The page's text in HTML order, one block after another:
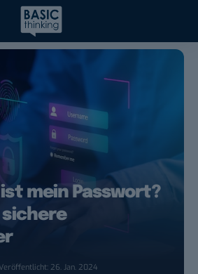
mein Passwort?
sichere
26. Jan. 2024